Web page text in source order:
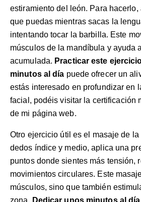
estiramiento del león. Para
que puedas mientras sacas la
intentando tocar la barbilla. Este
músculos de la mandíbula y ayuda
acumulada. Practicar este
minutos al día puede ofrecer un
estás interesado en profundizar en
facial, podéis visitar la certificación
de mi página web.
Otro ejercicio útil es el masaje de
dedos índice y medio, aplica una
puntos donde sientes más tensión,
movimientos circulares. Este
músculos, sino que también
zona. Dedicar unos minutos al